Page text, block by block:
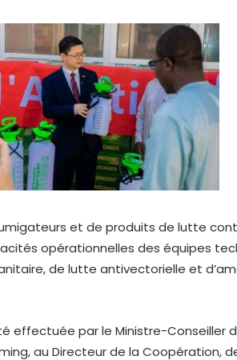
et de produits de lutte
opérationnelles des équipes
de lutte antivectorielle et
effectuée par le Ministre-Conseiller
au Directeur de la Coopération,